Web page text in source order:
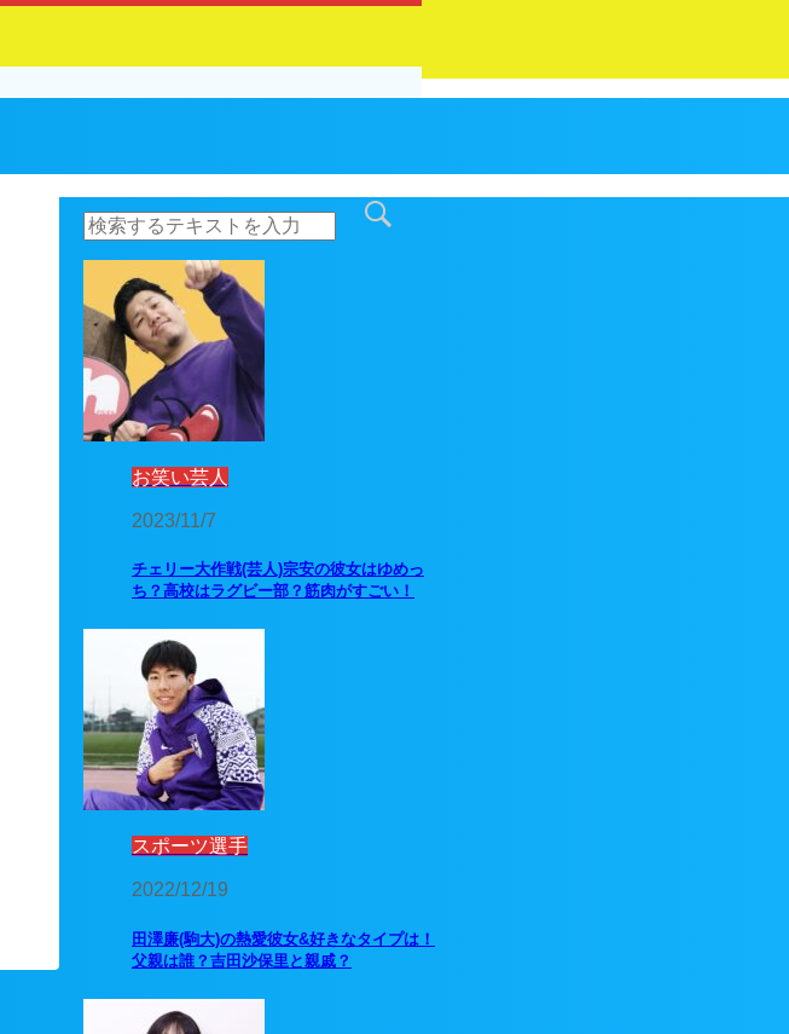
お笑い芸人
2023/11/7
チェリー大作戦(芸人)宗安の彼女はゆめっ
ち？高校はラグビー部？筋肉がすごい！
スポーツ選手
2022/12/19
田澤廉(駒大)の熱愛彼女&好きなタイプは！
父親は誰？吉田沙保里と親戚？